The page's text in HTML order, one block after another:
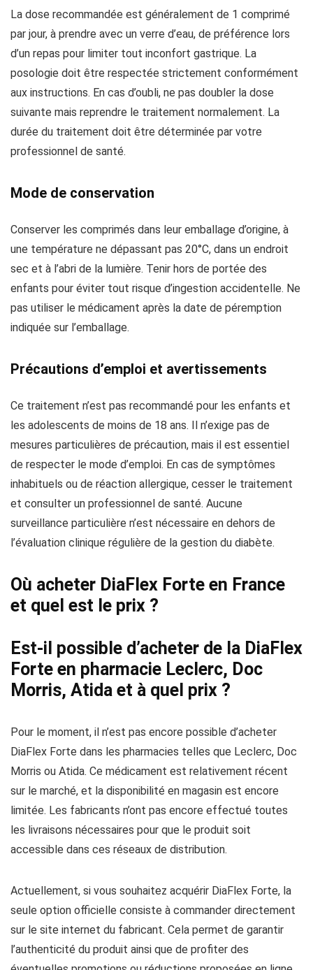
La dose recommandée est généralement de 1 comprimé
par jour, à prendre avec un verre d’eau, de préférence lors
d’un repas pour limiter tout inconfort gastrique. La
posologie doit être respectée strictement conformément
aux instructions. En cas d’oubli, ne pas doubler la dose
suivante mais reprendre le traitement normalement. La
durée du traitement doit être déterminée par votre
professionnel de santé.
Mode de conservation
Conserver les comprimés dans leur emballage d’origine, à
une température ne dépassant pas 20°C, dans un endroit
sec et à l’abri de la lumière. Tenir hors de portée des
enfants pour éviter tout risque d’ingestion accidentelle. Ne
pas utiliser le médicament après la date de péremption
indiquée sur l’emballage.
Précautions d’emploi et avertissements
Ce traitement n’est pas recommandé pour les enfants et
les adolescents de moins de 18 ans. Il n’exige pas de
mesures particulières de précaution, mais il est essentiel
de respecter le mode d’emploi. En cas de symptômes
inhabituels ou de réaction allergique, cesser le traitement
et consulter un professionnel de santé. Aucune
surveillance particulière n’est nécessaire en dehors de
l’évaluation clinique régulière de la gestion du diabète.
Où acheter DiaFlex Forte en France
et quel est le prix ?
Est-il possible d’acheter de la DiaFlex
Forte en pharmacie Leclerc, Doc
Morris, Atida et à quel prix ?
Pour le moment, il n’est pas encore possible d’acheter
DiaFlex Forte dans les pharmacies telles que Leclerc, Doc
Morris ou Atida. Ce médicament est relativement récent
sur le marché, et la disponibilité en magasin est encore
limitée. Les fabricants n’ont pas encore effectué toutes
les livraisons nécessaires pour que le produit soit
accessible dans ces réseaux de distribution.
Actuellement, si vous souhaitez acquérir DiaFlex Forte, la
seule option officielle consiste à commander directement
sur le site internet du fabricant. Cela permet de garantir
l’authenticité du produit ainsi que de profiter des